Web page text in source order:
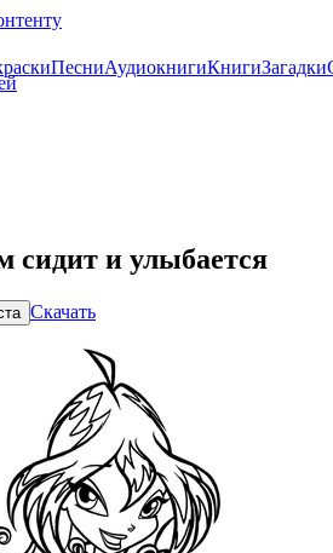
ПесниАудиокнигиКнигиЗагадки
сидит и улыбается
Скачать